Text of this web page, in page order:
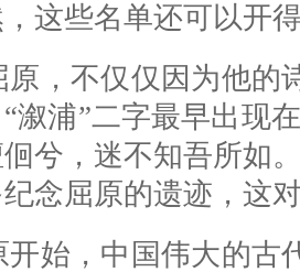
这些名单还可以开
原，不仅仅因为他的
溆浦”二字最早出现
兮，迷不知吾所如
念屈原的遗迹，这
开始，中国伟大的古